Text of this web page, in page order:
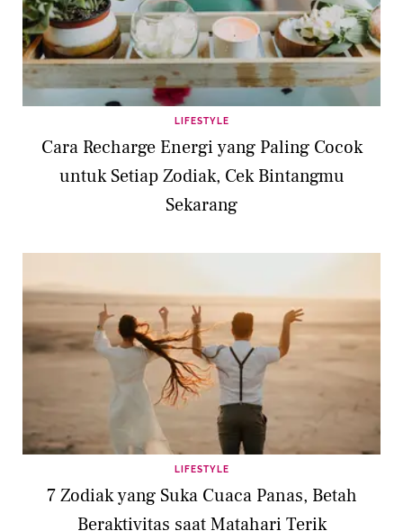
LIFESTYLE
Cara Recharge Energi yang Paling Cocok
untuk Setiap Zodiak, Cek Bintangmu
Sekarang
LIFESTYLE
7 Zodiak yang Suka Cuaca Panas, Betah
Beraktivitas saat Matahari Terik